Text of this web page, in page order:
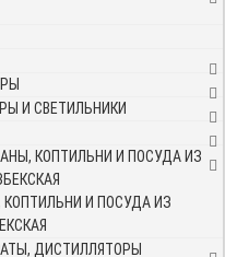
И СВЕТИЛЬНИКИ
И ПОСУДА ИЗ